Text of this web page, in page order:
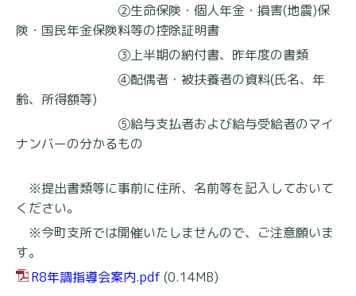
②生命保険・個人年金・損害(地震)保
険・国民年金保険料等の控除証明書
③上半期の納付書、昨年度の書類
④配偶者・被扶養者の資料(氏名、年
齢、所得額等)
⑤給与支払者および給与受給者のマイ
ナンバーの分かるもの
※提出書類等に事前に住所、名前等を記入しておいて
ください。
※今町支所では開催いたしませんので、ご注意願いま
す。
R8年調指導会案内.pdf (0.14MB)